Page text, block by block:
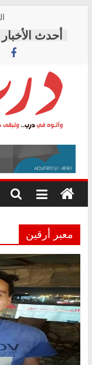
content
درب
وأتوه
درب..
وتبقى
هي
معبر أرقين